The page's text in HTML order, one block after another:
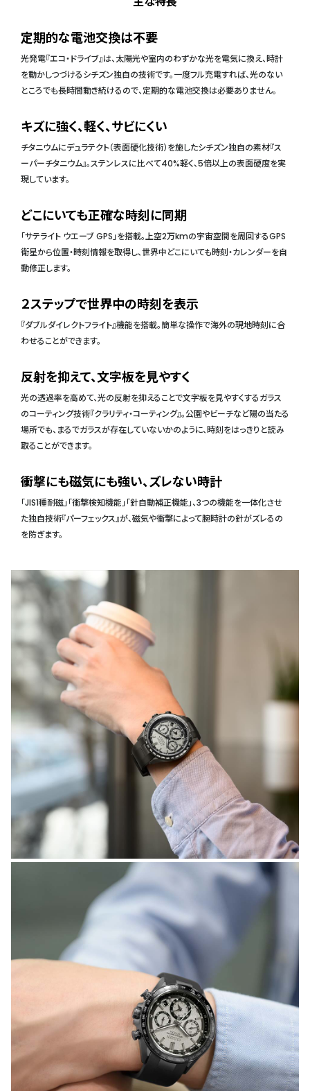
定期的な電池交換は不要
光発電『エコ・ドライブ』は、太陽光や室内のわずかな光を電気に換え、時計
を動かしつづけるシチズン独自の技術です。一度フル充電すれば、光のない
ところでも長時間動き続けるので、定期的な電池交換は必要ありません。
キズに強く、軽く、サビにくい
チタニウムにデュラテクト（表面硬化技術）を施したシチズン独自の素材『ス
ーパーチタニウム』。ステンレスに比べて40%軽く、5倍以上の表面硬度を実
現しています。
どこにいても正確な時刻に同期
「サテライト ウエーブ GPS」を搭載。上空2万kmの宇宙空間を周回するGPS
衛星から位置・時刻情報を取得し、世界中どこにいても時刻・カレンダーを自
動修正します。
２ステップで世界中の時刻を表示
『ダブルダイレクトフライト』機能を搭載。簡単な操作で海外の現地時刻に合
わせることができます。
反射を抑えて、文字板を見やすく
光の透過率を高めて、光の反射を抑えることで文字板を見やすくするガラス
のコーティング技術『クラリティ・コーティング』。公園やビーチなど陽の当たる
場所でも、まるでガラスが存在していないかのように、時刻をはっきりと読み
取ることができます。
衝撃にも磁気にも強い、ズレない時計
「JIS1種耐磁」「衝撃検知機能」「針自動補正機能」、3つの機能を一体化させ
た独自技術『パーフェックス』が、磁気や衝撃によって腕時計の針がズレるの
を防ぎます。